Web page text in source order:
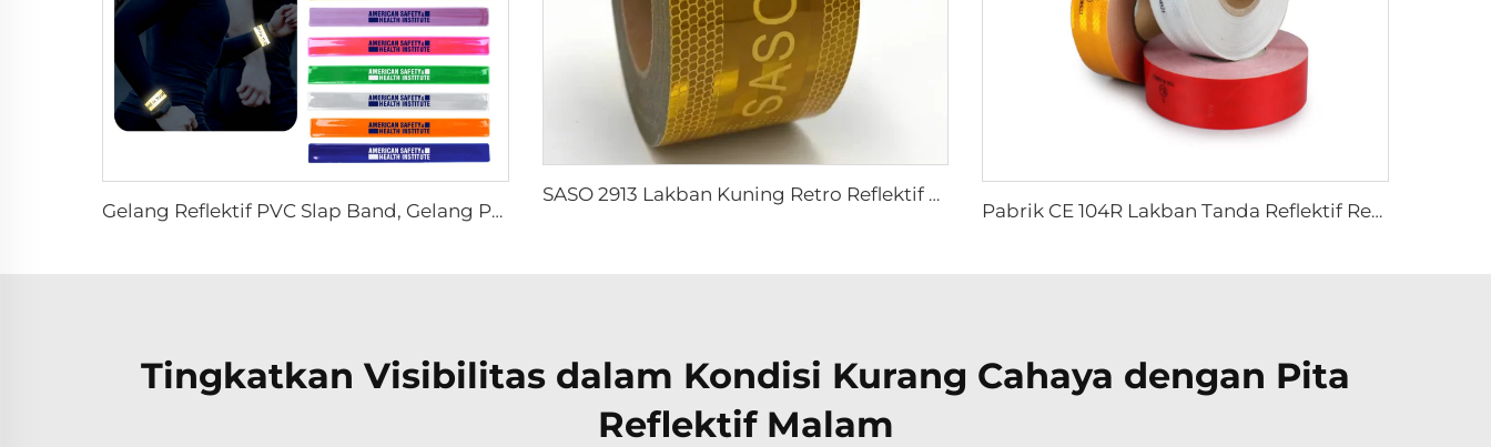
Gelang Reflektif PVC Slap Band, Gelang Pergelangan Tangan Reflektif untuk Aktivitas Luar Ruangan
SASO 2913 Lakban Kuning Retro Reflektif untuk Truk dan Trailer
Pabrik CE 104R Lakban Tanda Reflektif Retro untuk Truk
Tingkatkan Visibilitas dalam Kondisi Kurang Cahaya dengan Pita
Reflektif Malam